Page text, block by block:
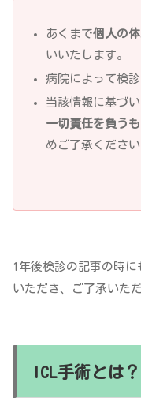
あくまで個人の
いいたします。
病院によって検
当該情報に基づ
一切責任を負う
めご了承ください
1年後検診の記事の時
いただき、ご了承いた
ICL手術とは？